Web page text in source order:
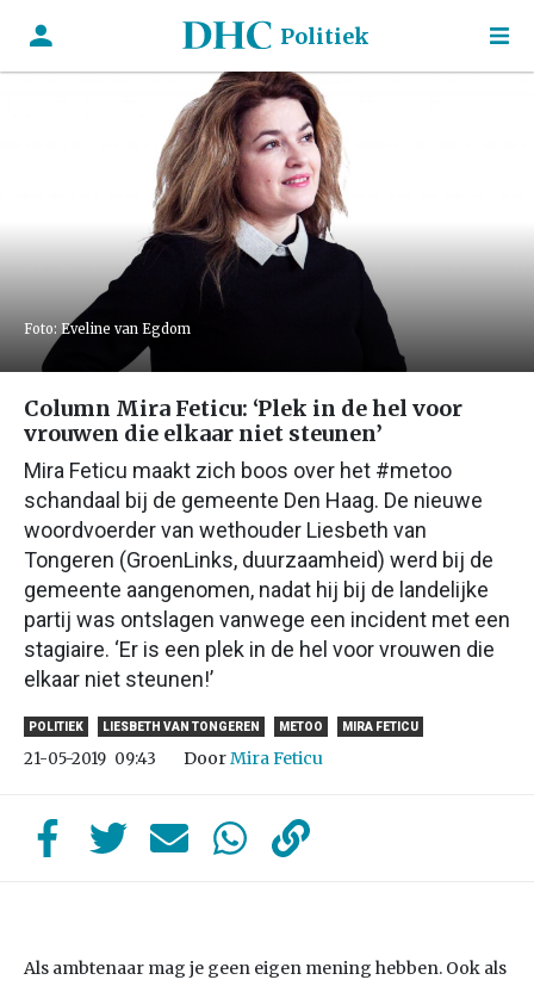
Politiek
Foto: Eveline van Egdom
Column Mira Feticu: ‘Plek in de hel voor
vrouwen die elkaar niet steunen’
Mira Feticu maakt zich boos over het #metoo
schandaal bij de gemeente Den Haag. De nieuwe
woordvoerder van wethouder Liesbeth van
Tongeren (GroenLinks, duurzaamheid) werd bij de
gemeente aangenomen, nadat hij bij de landelijke
partij was ontslagen vanwege een incident met een
stagiaire. ‘Er is een plek in de hel voor vrouwen die
elkaar niet steunen!’
POLITIEK LIESBETH VAN TONGEREN METOO MIRA FETICU
21-05-2019 09:43 DoorMira Feticu
Als ambtenaar mag je geen eigen mening hebben. Ook als